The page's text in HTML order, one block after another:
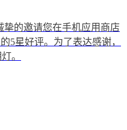
挚的邀请您在手机应用商店
5星好评。为了表达感谢，
。